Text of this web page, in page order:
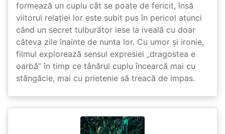
formează un cuplu cât se poate de fericit, însă
viitorul relației lor este subit pus în pericol atunci
când un secret tulburător iese la iveală cu doar
câteva zile înainte de nunta lor. Cu umor și ironie,
filmul explorează sensul expresiei „dragostea e
oarbă” în timp ce tânărul cuplu încearcă mai cu
stângăcie, mai cu prietenie să treacă de impas.